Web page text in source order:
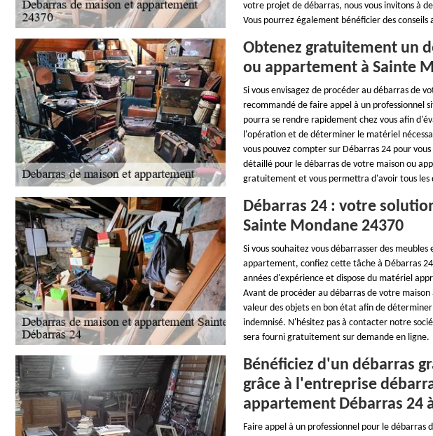
votre projet de débarras, nous vous invitons à
Vous pourrez également bénéficier des conseils
Obtenez gratuitement un
ou appartement à Sainte
Si vous envisagez de procéder au débarras de
recommandé de faire appel à un professionnel
pourra se rendre rapidement chez vous afin
l'opération et de déterminer le matériel
vous pouvez compter sur Débarras 24 pour
détaillé pour le débarras de votre maison ou
gratuitement et vous permettra d'avoir tous les
Débarras 24 : votre
Sainte Mondane 24370
Si vous souhaitez vous débarrasser des
appartement, confiez cette tâche à Débarras
années d'expérience et dispose du matériel
Avant de procéder au débarras de votre
valeur des objets en bon état afin de
indemnisé. N'hésitez pas à contacter notre
sera fourni gratuitement sur demande en ligne.
Bénéficiez d'un débarras
grâce à l'entreprise
appartement Débarras 24
Faire appel à un professionnel pour le débarras